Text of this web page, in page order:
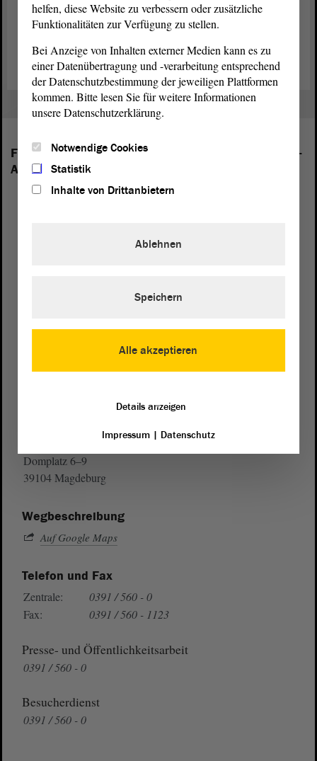
Zurück zur Landtagssitzung
Folgende Fraktionen sind im Landtag von Sachsen-
Anhalt vertreten:
von Sachsen-Anhalt
Domplatz 6–9
39104 Magdeburg
Wegbeschreibung
Auf Google Maps
Telefon und Fax
Zentrale:
0391 / 560 - 0
Fax:
0391 / 560 - 1123
Presse- und Öffentlichkeitsarbeit
0391 / 560 - 0
Besucherdienst
0391 / 560 - 0
helfen, diese Website zu verbessern oder zusätzliche
Funktionalitäten zur Verfügung zu stellen.
Bei Anzeige von Inhalten externer Medien kann es zu
einer Datenübertragung und -verarbeitung entsprechend
der Datenschutzbestimmung der jeweiligen Plattformen
kommen. Bitte lesen Sie für weitere Informationen
unsere Datenschutzerklärung.
Notwendige Cookies
Statistik
Inhalte von Drittanbietern
Alle akzeptieren
Ablehnen
Speichern
Details anzeigen
Impressum| Datenschutz